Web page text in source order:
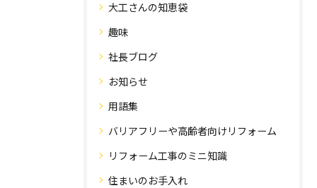
大工さんの知恵袋
趣味
社長ブログ
お知らせ
用語集
バリアフリーや高齢者向けリフォーム
リフォーム工事のミニ知識
住まいのお手入れ